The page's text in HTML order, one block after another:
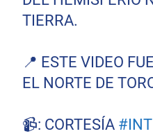
TIERRA.
📍 ESTE VIDEO
EL NORTE DE
📹: CORTESÍA